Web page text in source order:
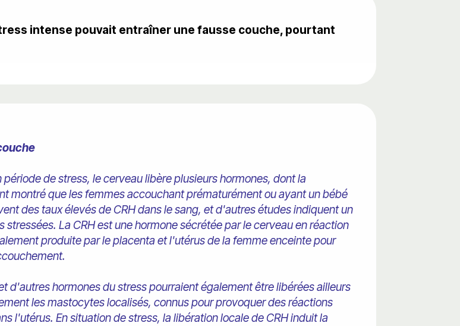
intense pouvait entraîner une fausse couche, pourtant
de stress, le cerveau libère plusieurs hormones, dont la
montré que les femmes accouchant prématurément ou ayant un bébé
des taux élevés de CRH dans le sang, et d'autres études indiquent un
La CRH est une hormone sécrétée par le cerveau en réaction
produite par le placenta et l'utérus de la femme enceinte pour
d'autres hormones du stress pourraient également être libérées ailleurs
les mastocytes localisés, connus pour provoquer des réactions
l'utérus. En situation de stress, la libération locale de CRH induit la